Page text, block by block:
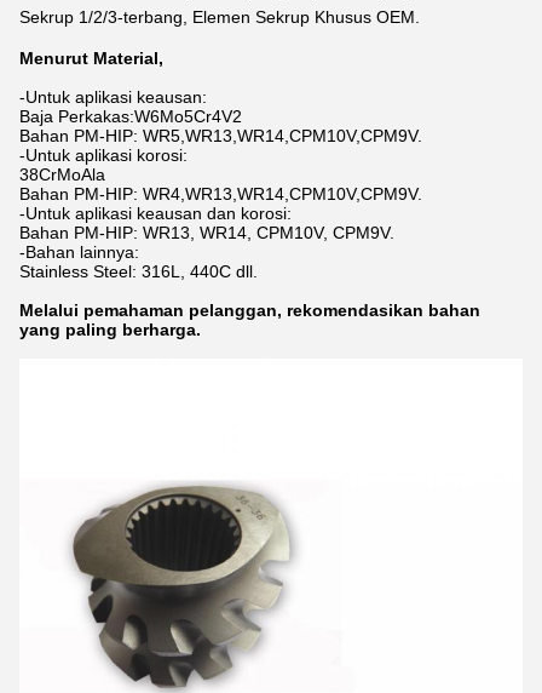
Sekrup 1/2/3-terbang, Elemen Sekrup Khusus OEM.
Menurut Material,
-Untuk aplikasi keausan:
Baja Perkakas:W6Mo5Cr4V2
Bahan PM-HIP: WR5,WR13,WR14,CPM10V,CPM9V.
-Untuk aplikasi korosi:
38CrMoAla
Bahan PM-HIP: WR4,WR13,WR14,CPM10V,CPM9V.
-Untuk aplikasi keausan dan korosi:
Bahan PM-HIP: WR13, WR14, CPM10V, CPM9V.
-Bahan lainnya:
Stainless Steel: 316L, 440C dll.
Melalui pemahaman pelanggan, rekomendasikan bahan
yang paling berharga.